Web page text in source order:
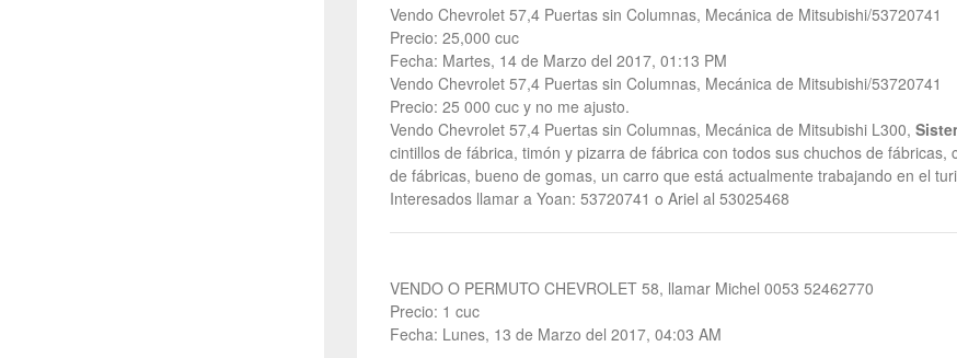
Vendo Chevrolet 57,4 Puertas sin Columnas, Mecánica de Mitsubishi/53720741
Precio: 25,000 cuc
Fecha: Martes, 14 de Marzo del 2017, 01:13 PM
Vendo Chevrolet 57,4 Puertas sin Columnas, Mecánica de Mitsubishi/53720741
Precio: 25 000 cuc y no me ajusto.
Vendo Chevrolet 57,4 Puertas sin Columnas, Mecánica de Mitsubishi L300,
cintillos de fábrica, timón y pizarra de fábrica con todos sus chuchos de
de fábricas, bueno de gomas, un carro que está actualmente trabajando en el
Interesados llamar a Yoan: 53720741 o Ariel al 53025468
VENDO O PERMUTO CHEVROLET 58, llamar Michel 0053 52462770
Precio: 1 cuc
Fecha: Lunes, 13 de Marzo del 2017, 04:03 AM